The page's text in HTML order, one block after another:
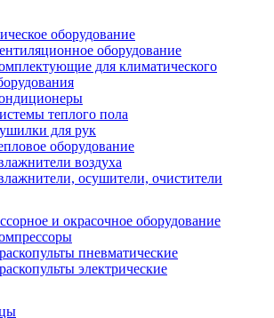
оборудование
оборудование
для климатического
теплого пола
для рук
оборудование
воздуха
осушители, очистители
и окрасочное оборудование
пневматические
электрические